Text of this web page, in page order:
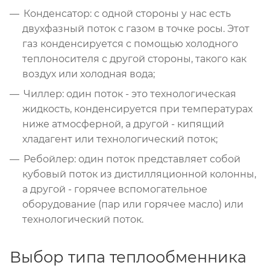
Конденсатор: с одной стороны у нас есть
двухфазный поток с газом в точке росы. Этот
газ конденсируется с помощью холодного
теплоносителя с другой стороны, такого как
воздух или холодная вода;
Чиллер: один поток - это технологическая
жидкость, конденсируется при температурах
ниже атмосферной, а другой - кипящий
хладагент или технологический поток;
Ребойлер: один поток представляет собой
кубовый поток из дистилляционной колонны,
а другой - горячее вспомогательное
оборудование (пар или горячее масло) или
технологический поток.
Выбор типа теплообменника